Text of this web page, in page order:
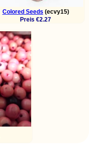
Colored Seeds (ecvy15)
Preis €2.27